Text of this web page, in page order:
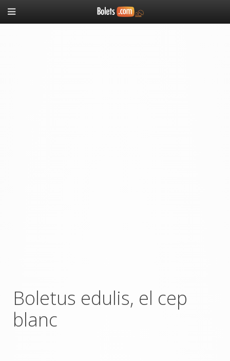
Boletus edulis, el cep
blanc